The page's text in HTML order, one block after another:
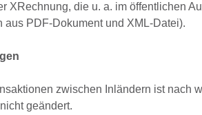
XRechnung, die u. a. im öffentlichen
PDF-Dokument und XML-Datei).
zwischen Inländern ist nach
geändert.